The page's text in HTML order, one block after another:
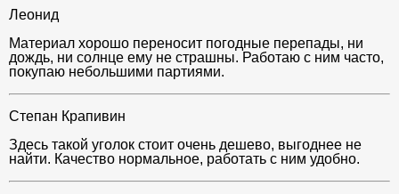
Леонид
Материал хорошо переносит погодные перепады, ни
дождь, ни солнце ему не страшны. Работаю с ним часто,
покупаю небольшими партиями.
Степан Крапивин
Здесь такой уголок стоит очень дешево, выгоднее не
найти. Качество нормальное, работать с ним удобно.